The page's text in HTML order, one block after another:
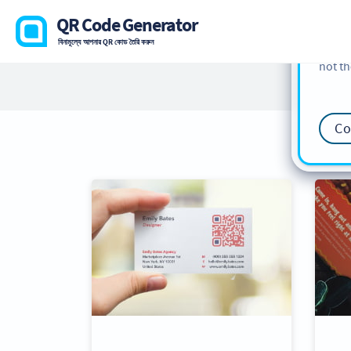
QR Code Generator
বিনামূল্যে আপনার QR কোড তৈরি করুন
not